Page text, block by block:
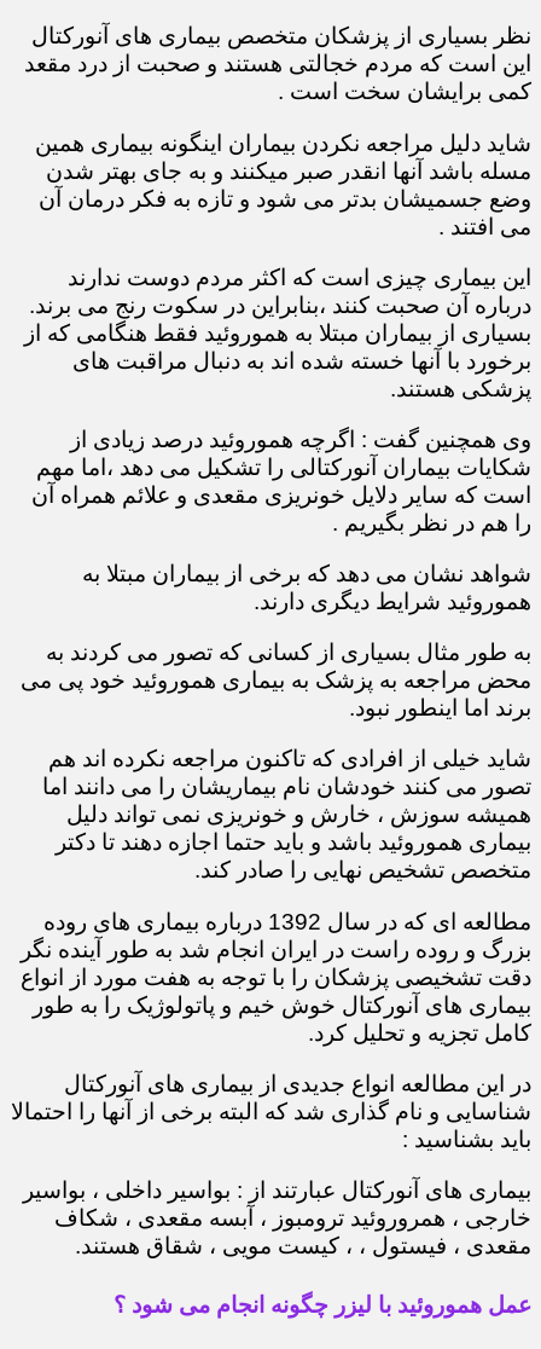
نظر بسیاری از پزشکان متخصص بیماری های آنورکتال
این است که مردم خجالتی هستند و صحبت از درد مقعد
کمی برایشان سخت است .
شاید دلیل مراجعه نکردن بیماران اینگونه بیماری همین
مسله باشد آنها انقدر صبر میکنند و به جای بهتر شدن
وضع جسمیشان بدتر می شود و تازه به فکر درمان آن
می افتند .
این بیماری چیزی است که اکثر مردم دوست ندارند
درباره آن صحبت کنند ،بنابراین در سکوت رنج می برند.
بسیاری از بیماران مبتلا به هموروئید فقط هنگامی که از
برخورد با آنها خسته شده اند به دنبال مراقبت های
پزشکی هستند.
وی همچنین گفت : اگرچه هموروئید درصد زیادی از
شکایات بیماران آنورکتالی را تشکیل می دهد ،اما مهم
است که سایر دلایل خونریزی مقعدی و علائم همراه آن
را هم در نظر بگیریم .
شواهد نشان می دهد که برخی از بیماران مبتلا به
هموروئید شرایط دیگری دارند.
به طور مثال بسیاری از کسانی که تصور می کردند به
محض مراجعه به پزشک به بیماری هموروئید خود پی می
برند اما اینطور نبود.
شاید خیلی از افرادی که تاکنون مراجعه نکرده اند هم
تصور می کنند خودشان نام بیماریشان را می دانند اما
همیشه سوزش ، خارش و خونریزی نمی تواند دلیل
بیماری هموروئید باشد و باید حتما اجازه دهند تا دکتر
متخصص تشخیص نهایی را صادر کند.
مطالعه ای که در سال 1392 درباره بیماری های روده
بزرگ و روده راست در ایران انجام شد به طور آینده نگر
دقت تشخیصی پزشکان را با توجه به هفت مورد از انواع
بیماری های آنورکتال خوش خیم و پاتولوژیک را به طور
کامل تجزیه و تحلیل کرد.
در این مطالعه انواع جدیدی از بیماری های آنورکتال
شناسایی و نام گذاری شد که البته برخی از آنها را احتمالا
باید بشناسید :
بیماری های آنورکتال عبارتند از : بواسیر داخلی ، بواسیر
خارجی ، همروروئید ترومبوز ، آبسه مقعدی ، شکاف
مقعدی ، فیستول ، ، کیست مویی ، شقاق هستند.
عمل هموروئید با لیزر چگونه انجام می شود ؟